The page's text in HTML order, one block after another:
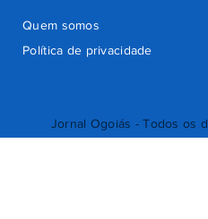
Jornal Ogoiás - Todos os
Quem somos
Política de privacidade